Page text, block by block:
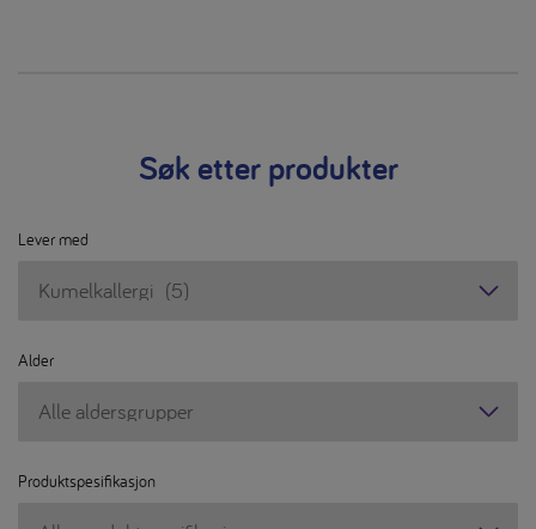
Søk etter produkter
Lever med
med
Alder
Produktspesifikasjon